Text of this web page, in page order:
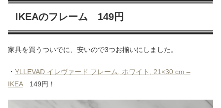
IKEAのフレーム 149円
家具を買うついでに、安いので3つお揃いにしました。
・ YLLEVAD イレヴァード フレーム, ホワイト, 21×30 cm –
IKEA149円！